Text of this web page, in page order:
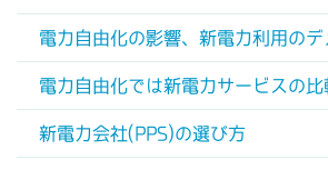
電力自由化の影響、新電力利用の
電力自由化では新電力サービスの
新電力会社(PPS)の選び方